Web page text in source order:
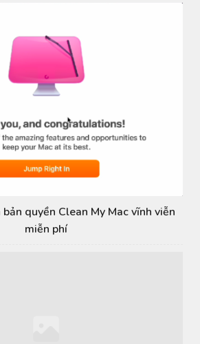
quyền Clean My Mac vĩnh viễn
miễn phí